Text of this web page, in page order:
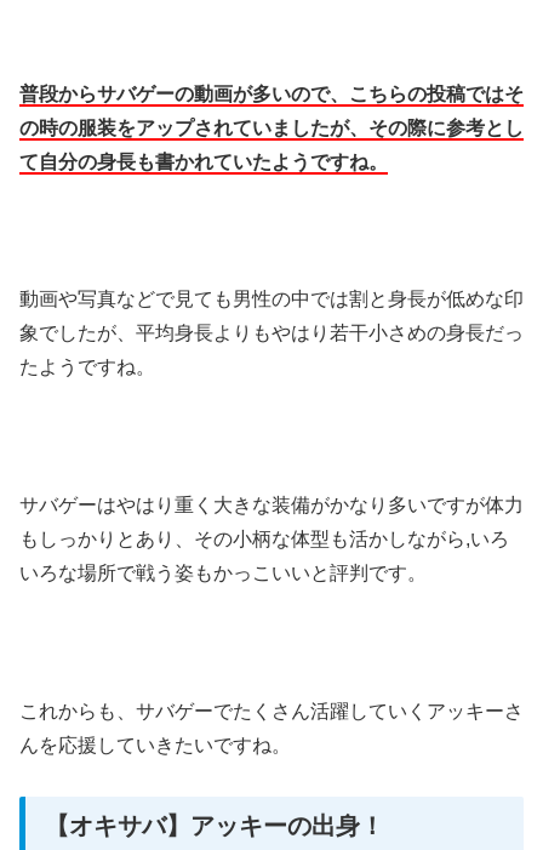
普段からサバゲーの動画が多いので、こちらの投稿ではそ
の時の服装をアップされていましたが、その際に参考とし
て自分の身長も書かれていたようですね。
動画や写真などで見ても男性の中では割と身長が低めな印
象でしたが、平均身長よりもやはり若干小さめの身長だっ
たようですね。
サバゲーはやはり重く大きな装備がかなり多いですが体力
もしっかりとあり、その小柄な体型も活かしながら,いろ
いろな場所で戦う姿もかっこいいと評判です。
これからも、サバゲーでたくさん活躍していくアッキーさ
んを応援していきたいですね。
【オキサバ】アッキーの出身！